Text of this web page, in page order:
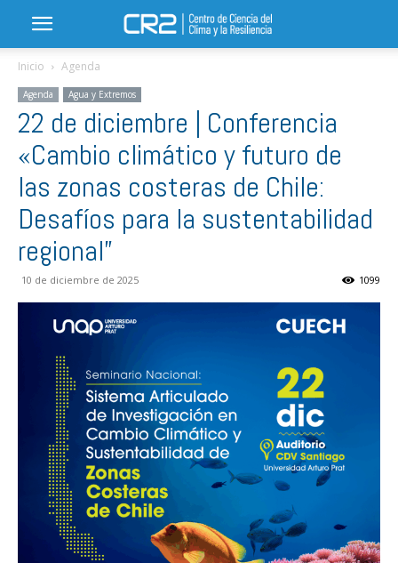
Inicio Agenda
Agenda Agua y Extremos
22 de diciembre | Conferencia
«Cambio climático y futuro de
las zonas costeras de Chile:
Desafíos para la sustentabilidad
regional”
10 de diciembre de 2025 1099